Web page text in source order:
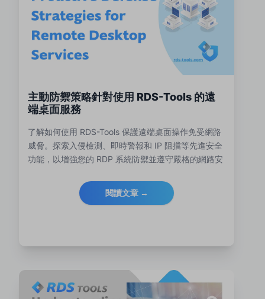
主動防禦策略針對使用 RDS-Tools 的遠
端桌面服務
了解如何使用 RDS-Tools 保護遠端桌面操作免受網路
威脅。探索入侵檢測、即時警報和 IP 阻擋等先進安全
功能，以增強您的 RDP 系統防禦並遵守嚴格的網路安
閱讀文章 →